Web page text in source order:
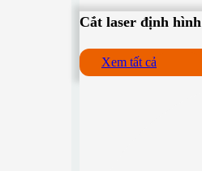
Cắt laser định hình
Xem tất cả